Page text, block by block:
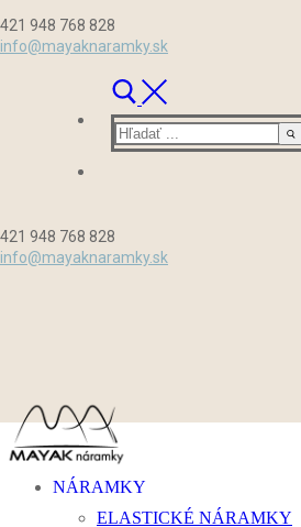
na
421 948 768 828
info@mayaknaramky.sk
Hľadať:
421 948 768 828
info@mayaknaramky.sk
NÁRAMKY
ELASTICKÉ NÁRAMKY